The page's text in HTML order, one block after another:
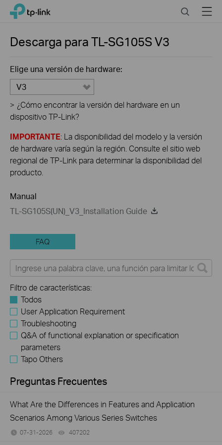
Click
navigation
TP-Link, Reliably Smart SearchMenu
Descarga paraTL-SG105SV3
Elige una versión de hardware:
V3
> ¿Cómo encontrar la versión del hardware en un
dispositivo TP-Link?
IMPORTANTE: La disponibilidad del modelo y la versión
de hardware varía según la región. Consulte el sitio web
regional de TP-Link para determinar la disponibilidad del
producto.
Manual
TL-SG105S(UN)_V3_Installation Guide
FAQ
Filtro de características:
Todos
User Application Requirement
Troubleshooting
Q&A of functional explanation or specification
parameters
Tapo Others
Preguntas Frecuentes
What Are the Differences in Features and Application
Scenarios Among Various Series Switches
07-31-2026 407202